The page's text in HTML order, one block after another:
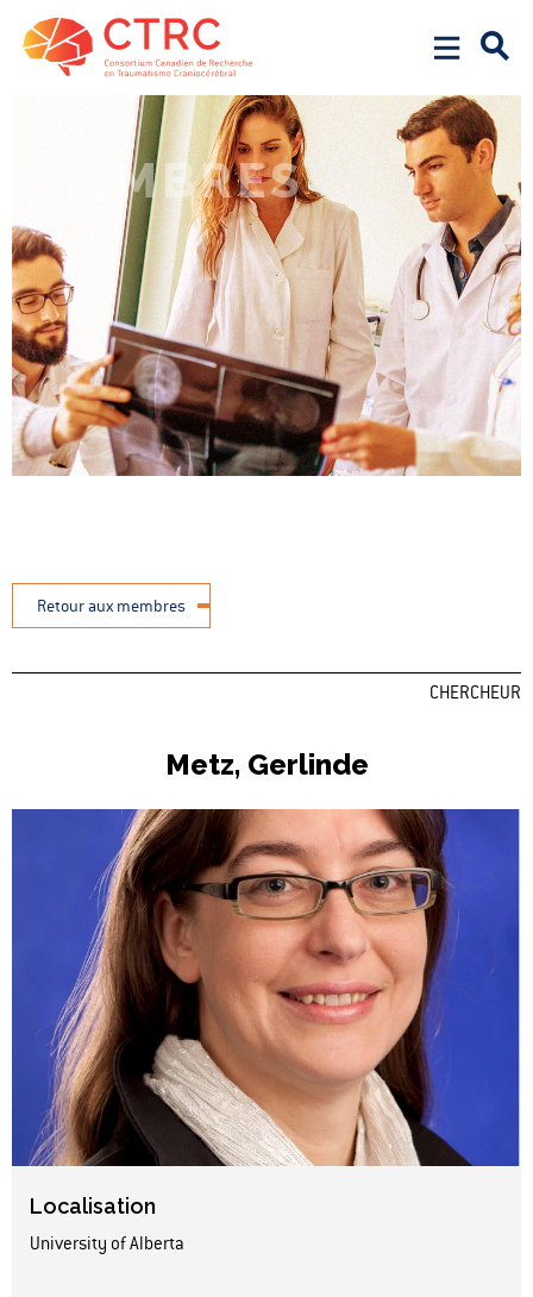
MEMBRES
Retour aux membres
CHERCHEUR
Metz, Gerlinde
Localisation
University of Alberta